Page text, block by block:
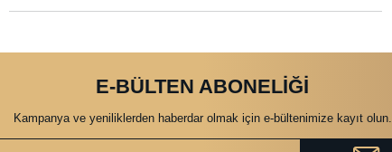
E-BÜLTEN ABONELİĞİ
Kampanya ve yeniliklerden haberdar olmak için e-bültenimize kayıt olun.